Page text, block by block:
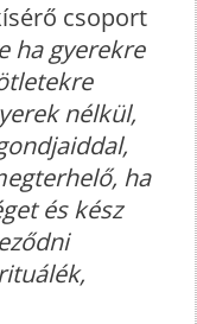
csoport
ha gyerekre
nélkül,
ha
és kész